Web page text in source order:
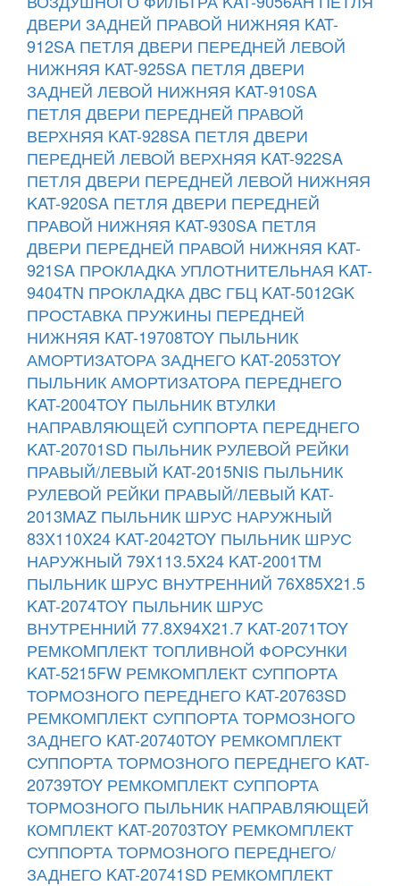
ДВЕРИ ЗАДНЕЙ ПРАВОЙ НИЖНЯЯ KAT-
912SA ПЕТЛЯ ДВЕРИ ПЕРЕДНЕЙ ЛЕВОЙ
НИЖНЯЯ KAT-925SA ПЕТЛЯ ДВЕРИ
ЗАДНЕЙ ЛЕВОЙ НИЖНЯЯ KAT-910SA
ПЕТЛЯ ДВЕРИ ПЕРЕДНЕЙ ПРАВОЙ
ВЕРХНЯЯ KAT-928SA ПЕТЛЯ ДВЕРИ
ПЕРЕДНЕЙ ЛЕВОЙ ВЕРХНЯЯ KAT-922SA
ПЕТЛЯ ДВЕРИ ПЕРЕДНЕЙ ЛЕВОЙ НИЖНЯЯ
KAT-920SA ПЕТЛЯ ДВЕРИ ПЕРЕДНЕЙ
ПРАВОЙ НИЖНЯЯ KAT-930SA ПЕТЛЯ
ДВЕРИ ПЕРЕДНЕЙ ПРАВОЙ НИЖНЯЯ KAT-
921SA ПРОКЛАДКА УПЛОТНИТЕЛЬНАЯ KAT-
9404TN ПРОКЛАДКА ДВС ГБЦ KAT-5012GK
ПРОСТАВКА ПРУЖИНЫ ПЕРЕДНЕЙ
НИЖНЯЯ KAT-19708TOY ПЫЛЬНИК
АМОРТИЗАТОРА ЗАДНЕГО KAT-2053TOY
ПЫЛЬНИК АМОРТИЗАТОРА ПЕРЕДНЕГО
KAT-2004TOY ПЫЛЬНИК ВТУЛКИ
НАПРАВЛЯЮЩЕЙ СУППОРТА ПЕРЕДНЕГО
KAT-20701SD ПЫЛЬНИК РУЛЕВОЙ РЕЙКИ
ПРАВЫЙ/ЛЕВЫЙ KAT-2015NIS ПЫЛЬНИК
РУЛЕВОЙ РЕЙКИ ПРАВЫЙ/ЛЕВЫЙ KAT-
2013MAZ ПЫЛЬНИК ШРУС НАРУЖНЫЙ
83X110X24 KAT-2042TOY ПЫЛЬНИК ШРУС
НАРУЖНЫЙ 79X113.5X24 KAT-2001TM
ПЫЛЬНИК ШРУС ВНУТРЕННИЙ 76X85X21.5
KAT-2074TOY ПЫЛЬНИК ШРУС
ВНУТРЕННИЙ 77.8X94X21.7 KAT-2071TOY
РЕМКОMПЛЕКТ ТОПЛИВНОЙ ФОРСУНКИ
KAT-5215FW РЕМКОМПЛЕКТ СУППОРТА
ТОРМОЗНОГО ПЕРЕДНЕГО KAT-20763SD
РЕМКОМПЛЕКТ СУППОРТА ТОРМОЗНОГО
ЗАДНЕГО KAT-20740TOY РЕМКОМПЛЕКТ
СУППОРТА ТОРМОЗНОГО ПЕРЕДНЕГО KAT-
20739TOY РЕМКОМПЛЕКТ СУППОРТА
ТОРМОЗНОГО ПЫЛЬНИК НАПРАВЛЯЮЩЕЙ
КОМПЛЕКТ KAT-20703TOY РЕМКОМПЛЕКТ
СУППОРТА ТОРМОЗНОГО ПЕРЕДНЕГО/
ЗАДНЕГО KAT-20741SD РЕМКОМПЛЕКТ